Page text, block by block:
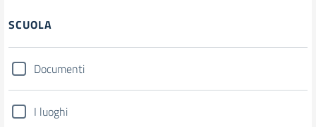
Filtri
SCUOLA
Documenti
I luoghi